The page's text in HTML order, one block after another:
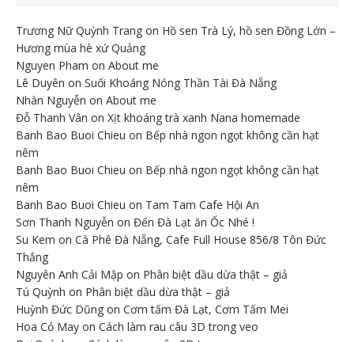
Trương Nữ Quỳnh Trang on Hồ sen Trà Lý, hồ sen Đồng Lớn –
Hương mùa hè xứ Quảng
Nguyen Pham on About me
Lê Duyên on Suối Khoáng Nóng Thần Tài Đà Nẵng
Nhàn Nguyễn on About me
Đỗ Thanh Vân on Xịt khoáng trà xanh Nana homemade
Banh Bao Buoi Chieu on Bếp nhà ngon ngọt không cần hạt
nêm
Banh Bao Buoi Chieu on Bếp nhà ngon ngọt không cần hạt
nêm
Banh Bao Buoi Chieu on Tam Tam Cafe Hội An
Sơn Thanh Nguyễn on Đến Đà Lạt ăn Ốc Nhé !
Su Kem on Cà Phê Đà Nẵng, Cafe Full House 856/8 Tôn Đức
Thắng
Nguyên Anh Cải Mập on Phân biệt dầu dừa thật – giả
Tú Quỳnh on Phân biệt dầu dừa thật – giả
Huỳnh Đức Dũng on Cơm tấm Đà Lạt, Cơm Tấm Mei
Hoa Cỏ May on Cách làm rau câu 3D trong veo